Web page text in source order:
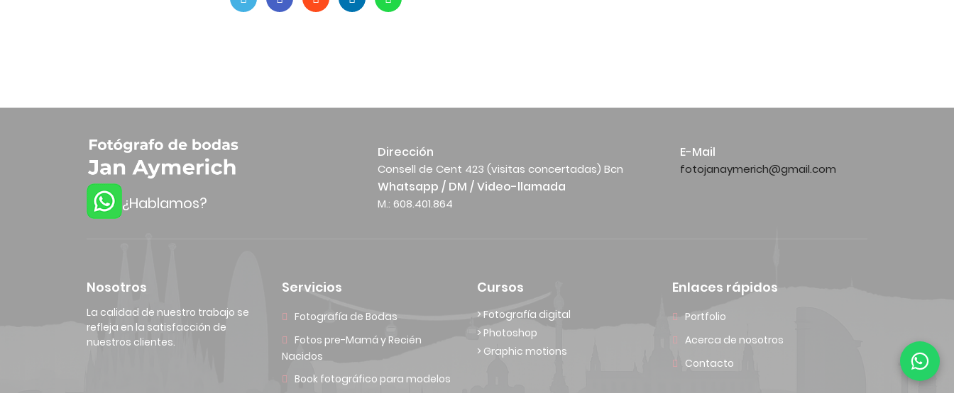
¿Hablamos?
Dirección
Consell de Cent 423 (visitas concertadas) Bcn
E-Mail
fotojanaymerich@gmail.com
Whatsapp / DM / Video-llamada
M.: 608.401.864
Nosotros
La calidad de nuestro trabajo se
refleja en la satisfacción de
nuestros clientes.
Servicios
Fotografía de Bodas
Fotos pre-Mamá y Recién
Nacidos
Book fotográfico para modelos
Cursos
> Fotografía digital
> Photoshop
> Graphic motions
Enlaces rápidos
Portfolio
Acerca de nosotros
Contacto